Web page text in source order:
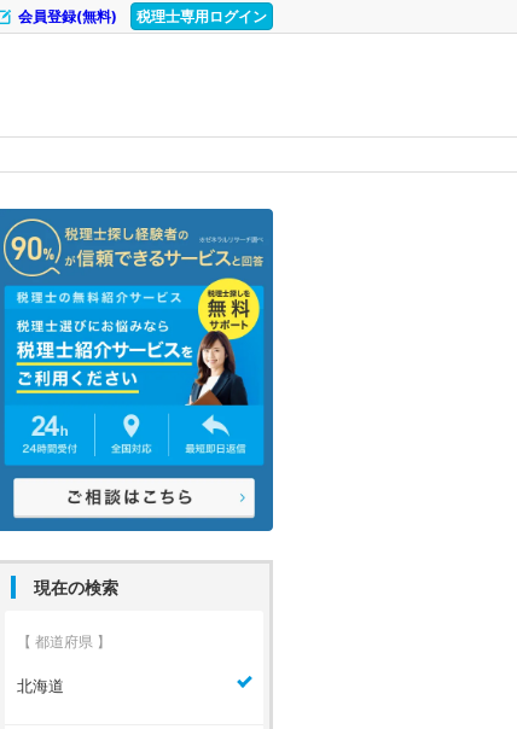
税理士専用ログイン
会員登録(無料)
現在の検索
【 都道府県 】
北海道